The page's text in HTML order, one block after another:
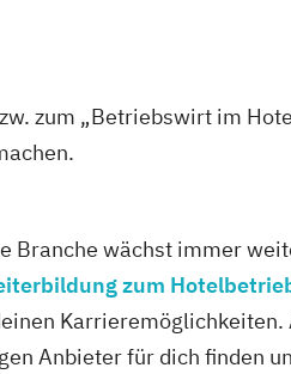
zum „Betriebswirt im
Branche wächst immer
zum
Anbieter für dich finden